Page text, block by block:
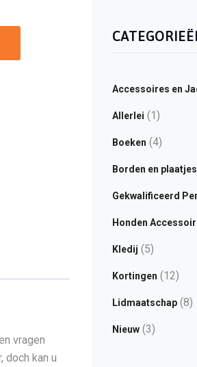
vragen
doch kan u
Accessoires en
Allerlei (1)
Boeken (4)
Borden en plaatjes
Gekwalificeerd
Honden
Kledij (5)
Kortingen (12)
Lidmaatschap(8)
Nieuw(3)